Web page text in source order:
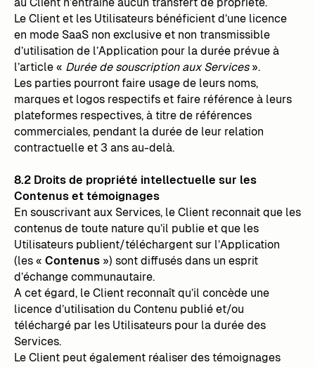
Le Client et les Utilisateurs bénéficient d’une licence
en mode SaaS non exclusive et non transmissible
d’utilisation de l’Application pour la durée prévue à
l’article « Durée de souscription aux Services».
Les parties pourront faire usage de leurs noms,
marques et logos respectifs et faire référence à leurs
plateformes respectives, à titre de références
commerciales, pendant la durée de leur relation
contractuelle et 3 ans au-delà.
8.2 Droits de propriété intellectuelle sur les
Contenus et témoignages
En souscrivant aux Services, le Client reconnait que les
contenus de toute nature qu’il publie et que les
Utilisateurs publient/téléchargent sur l’Application
(les « Contenus») sont diffusés dans un esprit
d’échange communautaire.
A cet égard, le Client reconnaît qu’il concède une
licence d’utilisation du Contenu publié et/ou
téléchargé par les Utilisateurs pour la durée des
Services.
Le Client peut également réaliser des témoignages